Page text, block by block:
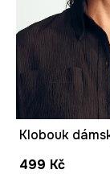
Klobouk
499 Kč